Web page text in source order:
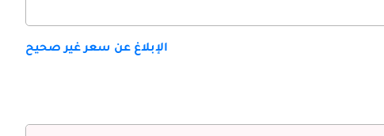
الإبلاغ عن سعر غير صحيح